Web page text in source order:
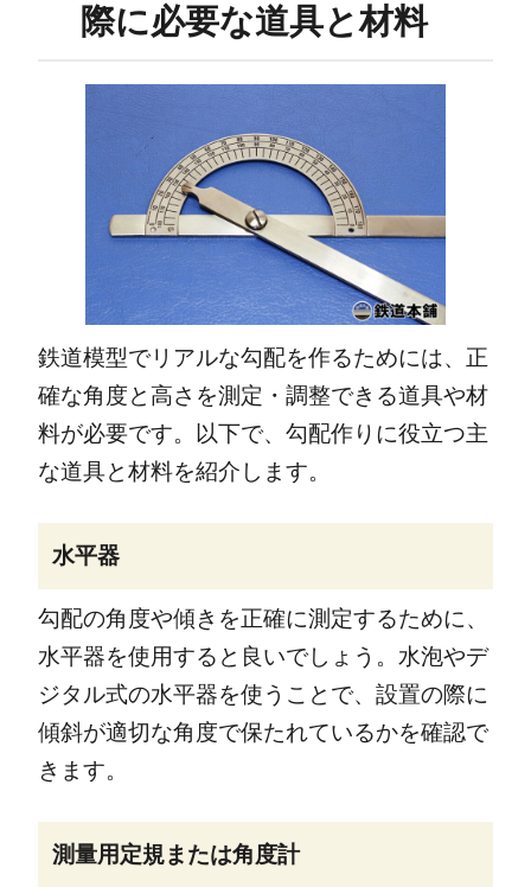
際に必要な道具と材料
鉄道模型でリアルな勾配を作るためには、正
確な角度と高さを測定・調整できる道具や材
料が必要です。以下で、勾配作りに役立つ主
な道具と材料を紹介します。
水平器
勾配の角度や傾きを正確に測定するために、
水平器を使用すると良いでしょう。水泡やデ
ジタル式の水平器を使うことで、設置の際に
傾斜が適切な角度で保たれているかを確認で
きます。
測量用定規または角度計